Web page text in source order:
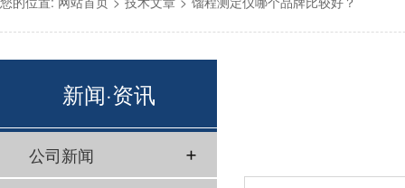
新闻·资讯
公司新闻